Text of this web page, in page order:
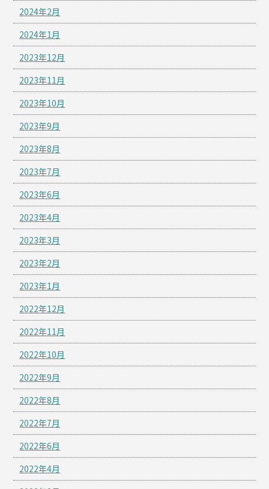
2024年2月
2024年1月
2023年12月
2023年11月
2023年10月
2023年9月
2023年8月
2023年7月
2023年6月
2023年4月
2023年3月
2023年2月
2023年1月
2022年12月
2022年11月
2022年10月
2022年9月
2022年8月
2022年7月
2022年6月
2022年4月